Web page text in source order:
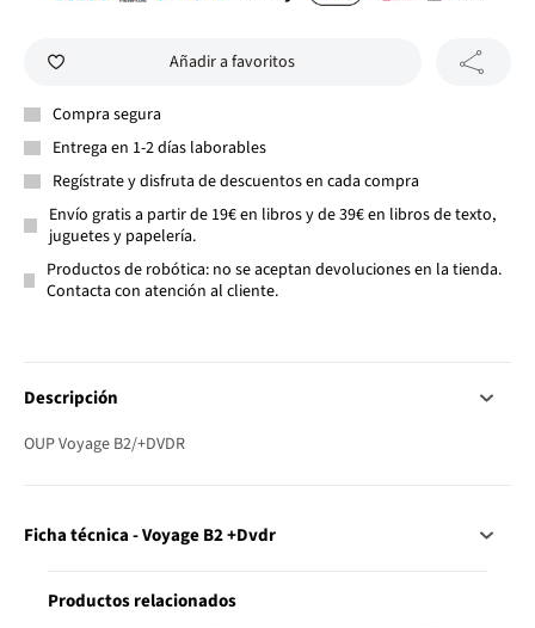
Añadir a favoritos
Compra segura
Entrega en 1-2 días laborables
Regístrate y disfruta de descuentos en cada compra
Envío gratis a partir de 19€ en libros y de 39€ en libros de texto,
juguetes y papelería.
Productos de robótica: no se aceptan devoluciones en la tienda.
Contacta con atención al cliente.
Descripción
OUP Voyage B2/+DVDR
Ficha técnica - Voyage B2 +Dvdr
Productos relacionados